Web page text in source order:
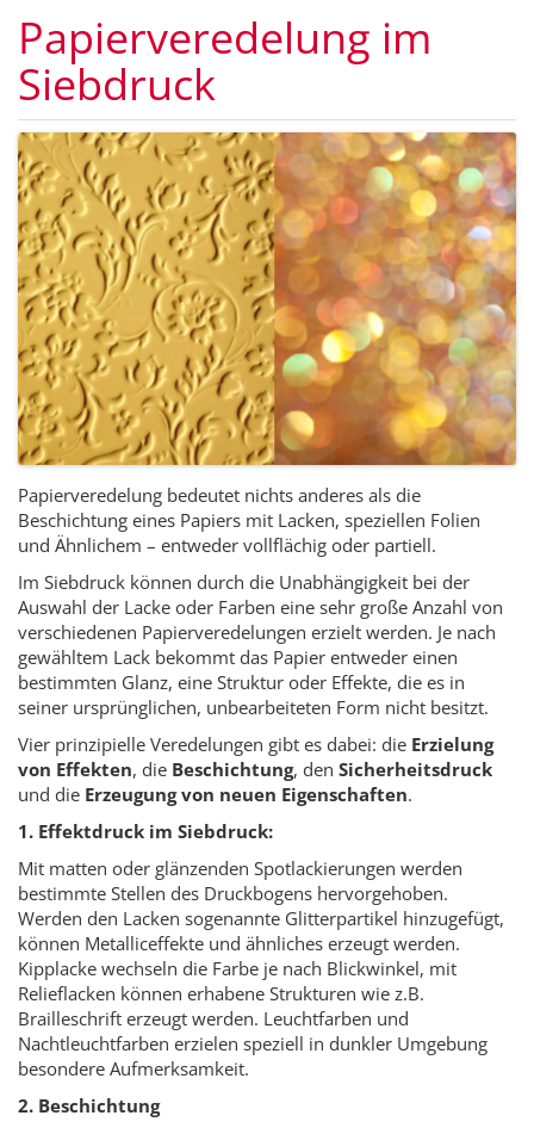
Papierveredelung im
Siebdruck
Papierveredelung bedeutet nichts anderes als die
Beschichtung eines Papiers mit Lacken, speziellen Folien
und Ähnlichem – entweder vollflächig oder partiell.
Im Siebdruck können durch die Unabhängigkeit bei der
Auswahl der Lacke oder Farben eine sehr große Anzahl von
verschiedenen Papierveredelungen erzielt werden. Je nach
gewähltem Lack bekommt das Papier entweder einen
bestimmten Glanz, eine Struktur oder Effekte, die es in
seiner ursprünglichen, unbearbeiteten Form nicht besitzt.
Vier prinzipielle Veredelungen gibt es dabei: die Erzielung
von Effekten, die Beschichtung, den Sicherheitsdruck
und die Erzeugung von neuen Eigenschaften.
1. Effektdruck im Siebdruck:
Mit matten oder glänzenden Spotlackierungen werden
bestimmte Stellen des Druckbogens hervorgehoben.
Werden den Lacken sogenannte Glitterpartikel hinzugefügt,
können Metalliceffekte und ähnliches erzeugt werden.
Kipplacke wechseln die Farbe je nach Blickwinkel, mit
Relieflacken können erhabene Strukturen wie z.B.
Brailleschrift erzeugt werden. Leuchtfarben und
Nachtleuchtfarben erzielen speziell in dunkler Umgebung
besondere Aufmerksamkeit.
2. Beschichtung